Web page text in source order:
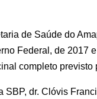
de Saúde do
Federal, de 2017
completo
SBP, dr. Clóvis